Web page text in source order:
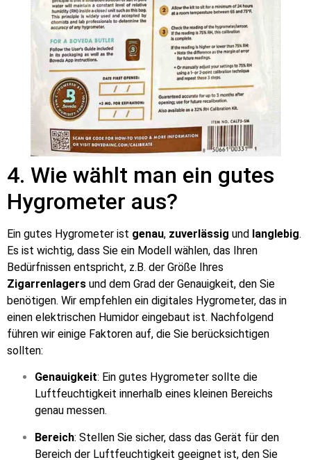
4. Wie wählt man ein gutes
Hygrometer aus?
Ein gutes Hygrometer ist genau, zuverlässig und langlebig.
Es ist wichtig, dass Sie ein Modell wählen, das Ihren
Bedürfnissen entspricht, z.B. der Größe Ihres
Zigarrenlagers und dem Grad der Genauigkeit, den Sie
benötigen. Wir empfehlen ein digitales Hygrometer, das in
einen elektrischen Humidor eingebaut ist. Nachfolgend
führen wir einige Faktoren auf, die Sie berücksichtigen
sollten:
Genauigkeit: Ein gutes Hygrometer sollte die
Luftfeuchtigkeit innerhalb eines kleinen Bereichs
genau messen.
Bereich: Stellen Sie sicher, dass das Gerät für den
Bereich der Luftfeuchtigkeit geeignet ist, den Sie